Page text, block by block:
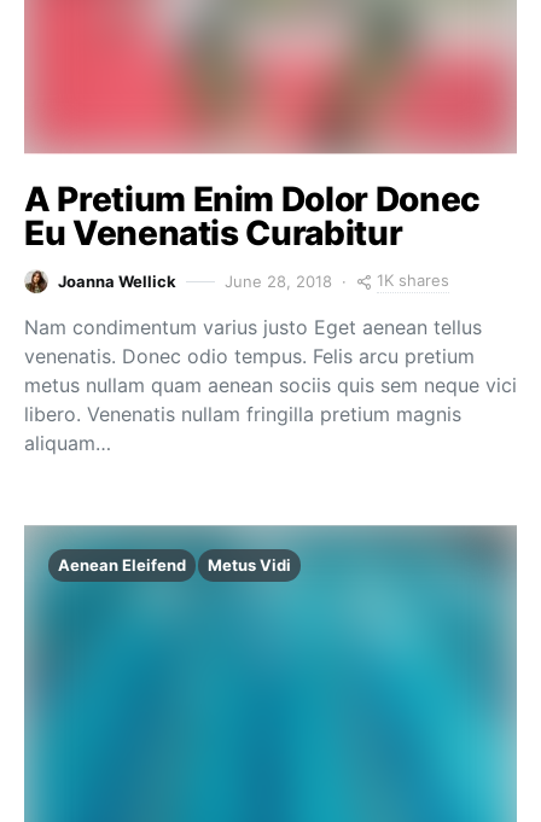
A Pretium Enim Dolor Donec
Eu Venenatis Curabitur
Joanna Wellick June 28, 2018 1K shares
Nam condimentum varius justo Eget aenean tellus
venenatis. Donec odio tempus. Felis arcu pretium
metus nullam quam aenean sociis quis sem neque vici
libero. Venenatis nullam fringilla pretium magnis
aliquam…
Aenean Eleifend Metus Vidi